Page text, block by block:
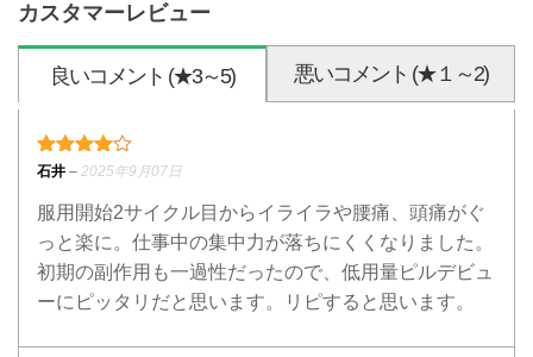
カスタマーレビュー
良いコメント (★3～5) 悪いコメント (★１～2)
4段階中4の評価
石井 – 2025年9月07日
服用開始2サイクル目からイライラや腰痛、頭痛がぐ
っと楽に。仕事中の集中力が落ちにくくなりました。
初期の副作用も一過性だったので、低用量ピルデビュ
ーにピッタリだと思います。リピすると思います。